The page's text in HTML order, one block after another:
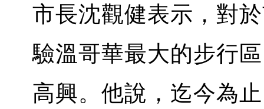
市長沈觀健表示，對
驗溫哥華最大的步行
高興。他說，迄今為